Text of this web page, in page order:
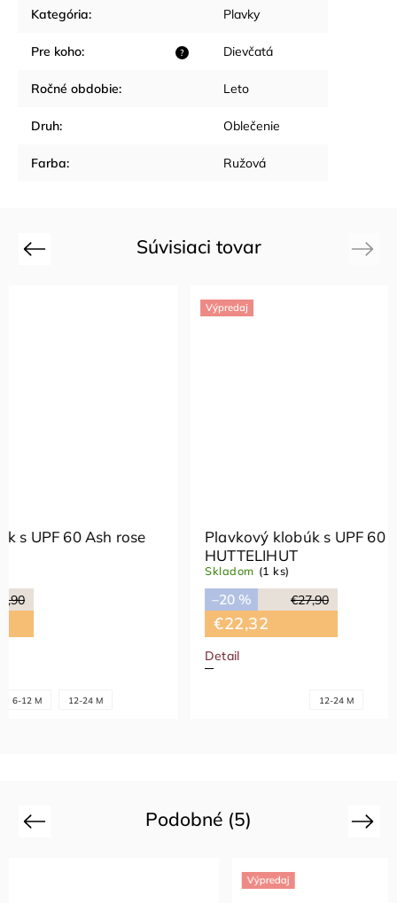
Kategória: Plavky
?
Pre koho: Dievčatá
Ročné obdobie: Leto
Druh: Oblečenie
Farba: Ružová
Súvisiaci tovar
Previous
rose
Plavkový klobúk s UPF 60 Ash rose
€27,90
Next
Podobné (5)
Previous Next